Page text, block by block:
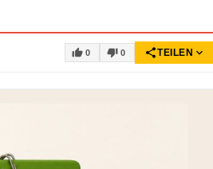
thumb_up 0 thumb_down 0 shareTEILEN expand_more